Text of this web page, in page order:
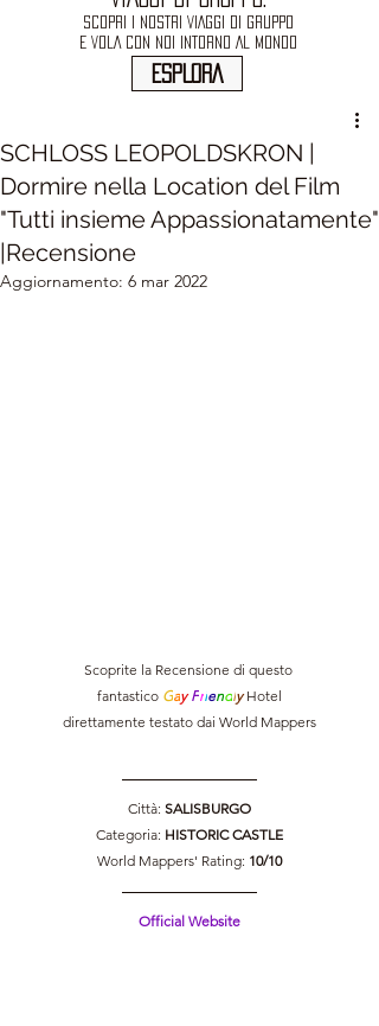
SCOPRI I NOSTRI VIAGGI DI GRUPPO
E VOLA CON NOI INTORNO AL MONDO
ESPLORA
SCHLOSS LEOPOLDSKRON |
Dormire nella Location del Film
"Tutti insieme Appassionatamente"
|Recensione
Aggiornamento: 6 mar 2022
Scoprite la Recensione di questo
fantastico Gay Friendly Hotel
direttamente testato dai World Mappers
Città: SALISBURGO
Categoria: HISTORIC CASTLE
World Mappers' Rating: 10/10
Official Website